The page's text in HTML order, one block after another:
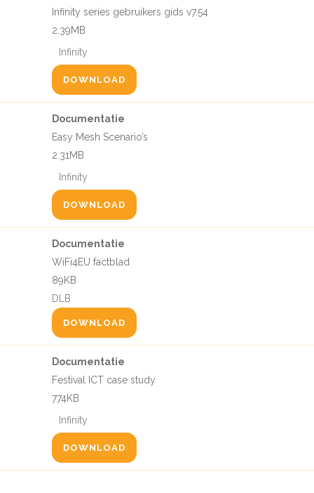
Infinity series gebruikers gids v7.54
2.39MB
Infinity
DOWNLOAD
Documentatie
Easy Mesh Scenario’s
2.31MB
Infinity
DOWNLOAD
Documentatie
WiFi4EU factblad
89KB
DLB
DOWNLOAD
Documentatie
Festival ICT case study
774KB
Infinity
DOWNLOAD